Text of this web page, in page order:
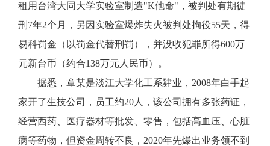
租用台湾大同大学实验室制造"K他命"，被判处有期徒
刑7年2个月，另因实验室爆炸失火被判处拘役55天，得
易科罚金（以罚金代替刑罚），并没收犯罪所得600万
元新台币（约合138万元人民币）。
据悉，章某是淡江大学化工系肄业，2008年白手起
家开了生技公司，员工约20人，该公司拥有多张药证，
经营西药、医疗器材等批发、零售，包括高血压、心脏
病等药物，但资金周转不良，2020年先爆出业务领不到